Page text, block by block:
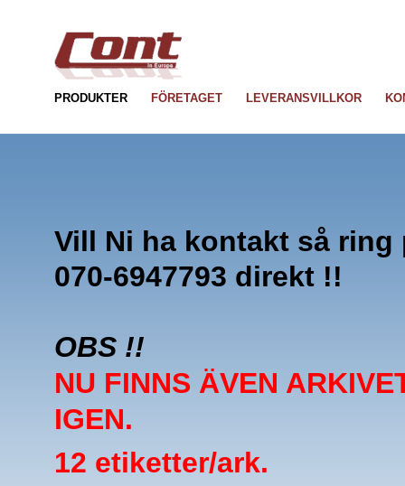
PRODUKTER FÖRETAGET LEVERANSVILLKOR
Vill Ni ha kontakt så ring
070-6947793 direkt !!
OBS !!
NU FINNS ÄVEN
IGEN.
12 etiketter/ark.